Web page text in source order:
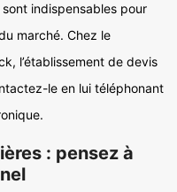
indispensables pour
marché. Chez le
l’établissement de devis
le en lui téléphonant
: pensez à